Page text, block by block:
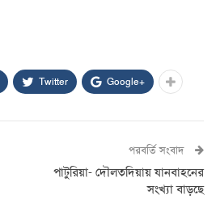
Twitter Google+
পরবর্তি সংবাদ
পাটুরিয়া- দৌলতদিয়ায় যানবাহনের
সংখ্যা বাড়ছে